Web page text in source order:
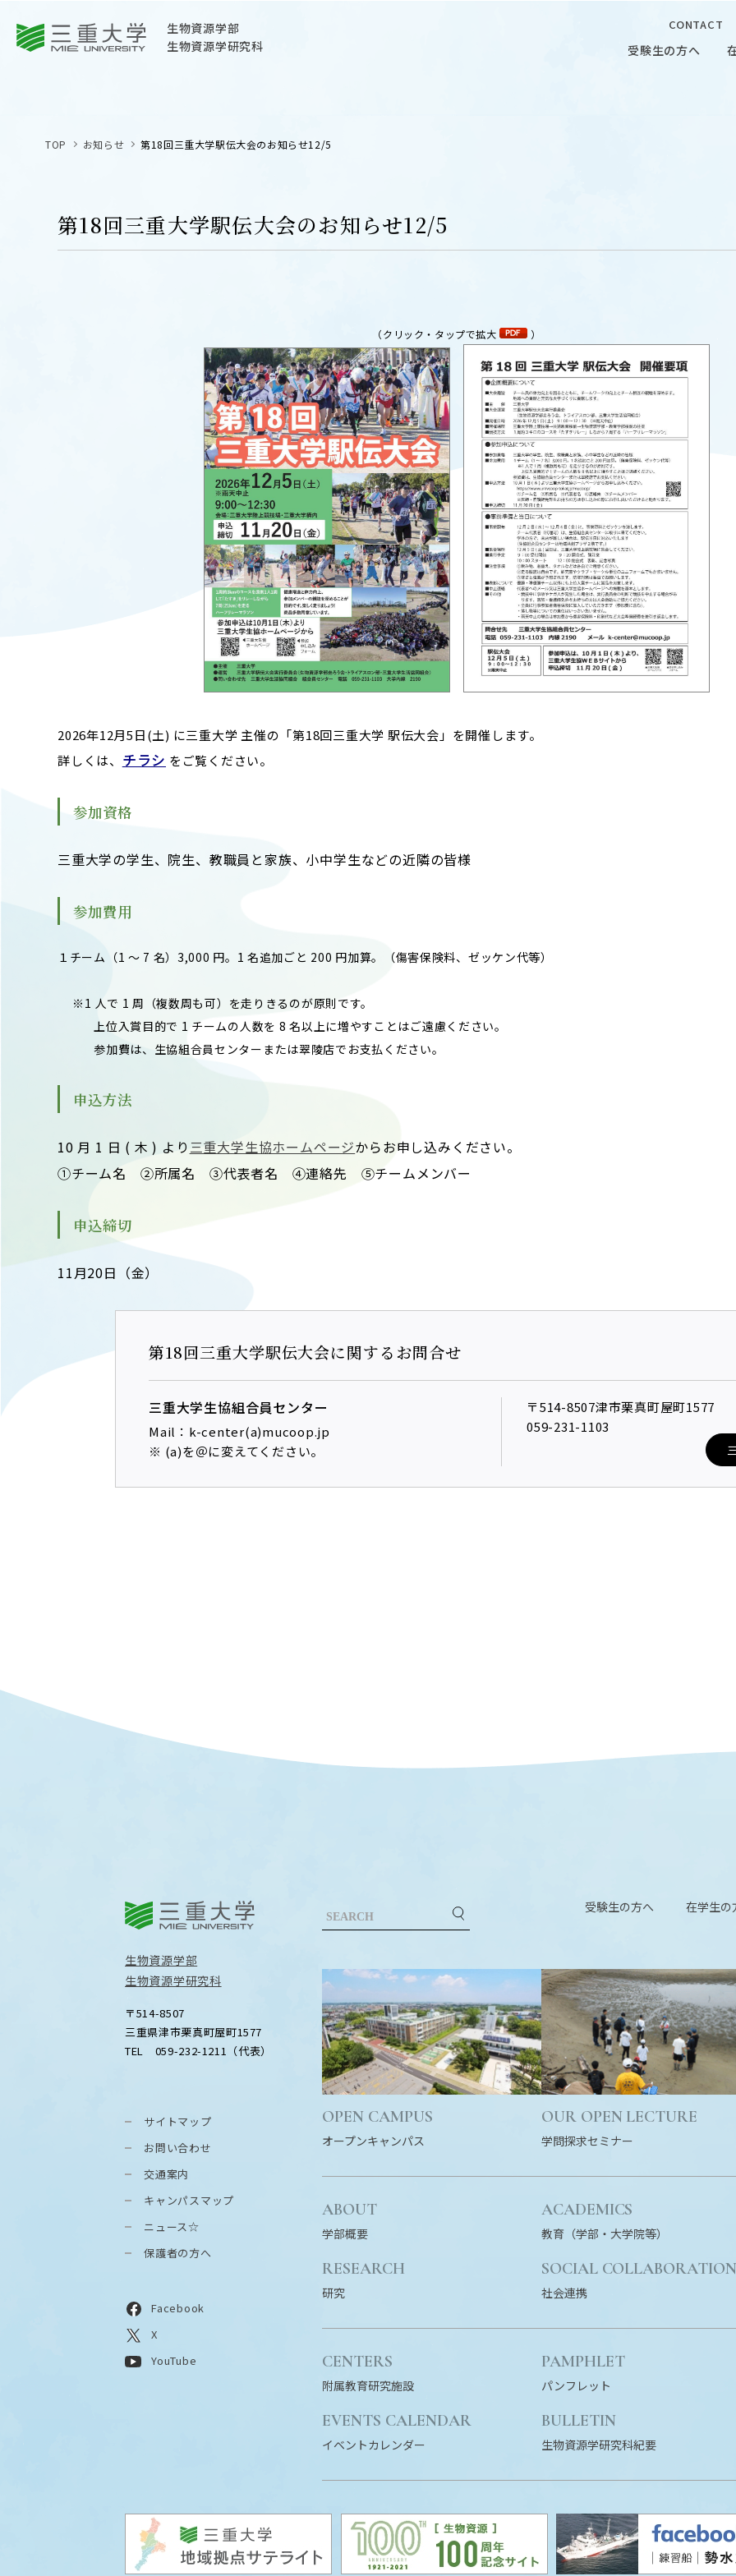
三重大学
生物資源学部
生物資源学研究科
CONTACT
受験生の方へ
生物資源学研究科
TEL 059-232-1211（代表）
キャンパスマップ
保護者の方へ
教職員専用（学内）
農学がつなぐミライ
ABOUT
学部概要
ACADEMICS
教育（学部・大学院等）
RESEARCH
研究
SOCIAL
社会連携
CENTERS
附属教育研究施設
PAMPHLET
パンフレット
EVENTS
イベントカレンダー
BULLETIN
生物資源学研究科紀要
TOP お知らせ 第18回三重大学駅伝大会のお知らせ12/5
第18回三重大学駅伝大会のお知らせ12/5
（クリック・タップで拡大 ）
2026年12月5日(土) に三重大学 主催の「第18回三重大学 駅伝大会」を開催します。
詳しくは、 チラシ をご覧ください。
参加資格
三重大学の学生、院生、教職員と家族、小中学生などの近隣の皆様
参加費用
１チーム（1 ～ 7 名）3,000 円。1 名追加ごと 200 円加算。（傷害保険料、ゼッケン代等）
※1 人で 1 周（複数周も可）を走りきるのが原則です。
上位入賞目的で 1 チームの人数を 8 名以上に増やすことはご遠慮ください。
参加費は、生協組合員センターまたは翠陵店でお支払ください。
申込方法
10 月 1 日 ( 木 ) より 三重大学生協ホームページからお申し込みください。
①チーム名 ②所属名 ③代表者名 ④連絡先 ⑤チームメンバー
申込締切
11月20日（金）
第18回三重大学駅伝大会に関するお問合せ
三重大学生協組合員センター
Mail：k-center(a)mucoop.jp
※ (a)を＠に変えてください。
〒514-8507津市栗真町屋町1577
059-231-1103
生物資源学部
生物資源学研究科
〒514-8507
三重県津市栗真町屋町1577
TEL 059-232-1211（代表）
サイトマップ
お問い合わせ
交通案内
キャンパスマップ
ニュース☆
保護者の方へ
Facebook
X
YouTube
受験生の方へ 在学生の
OPEN CAMPUS
オープンキャンパス
OUR OPEN LECTURE
学問探求セミナー
ABOUT
学部概要
ACADEMICS
教育（学部・大学院等）
RESEARCH
研究
SOCIAL COLLABORATION
社会連携
CENTERS
附属教育研究施設
PAMPHLET
パンフレット
EVENTS CALENDAR
イベントカレンダー
BULLETIN
生物資源学研究科紀要